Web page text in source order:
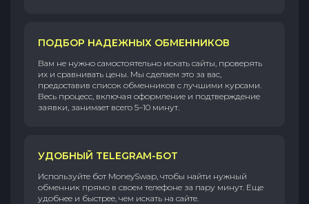
ПОДБОР НАДЕЖНЫХ ОБМЕННИКОВ
Вам не нужно самостоятельно искать сайты, проверять
их и сравнивать цены. Мы сделаем это за вас,
предоставив список обменников с лучшими курсами.
Весь процесс, включая оформление и подтверждение
заявки, занимает всего 5–10 минут.
УДОБНЫЙ TELEGRAM-БОТ
Используйте бот MoneySwap, чтобы найти нужный
обменник прямо в своем телефоне за пару минут. Еще
удобнее и быстрее, чем искать на сайте.